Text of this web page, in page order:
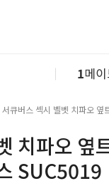
1메
2섹
3버
큐버스 섹시 벨벳 치파오 옆
치파오 옆
SUC5019